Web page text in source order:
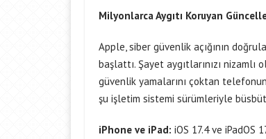
Milyonlarca Aygıtı Koruyan
Apple, siber güvenlik açığının
başlattı. Şayet aygıtlarınızı nizamlı
güvenlik yamalarını çoktan
şu işletim sistemi sürümleriyle
iPhone ve iPad: iOS 17.4 ve iPadOS